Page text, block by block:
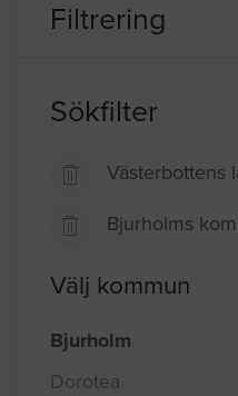
Filtrering
Sökfilter
Västerbottens
Bjurholms
Välj kommun
Bjurholm
Dorotea